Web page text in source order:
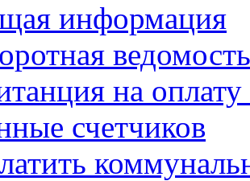
информация
ведомость
на
счетчиков